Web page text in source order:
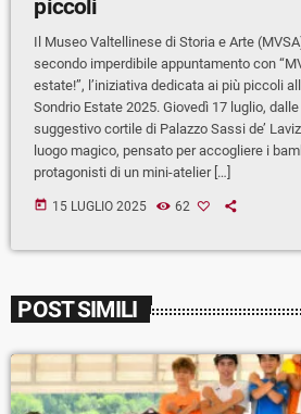
piccoli
Il Museo Valtellinese di Storia e Arte
secondo imperdibile appuntamento con
estate!”, l’iniziativa dedicata ai più piccoli
Sondrio Estate 2025. Giovedì 17 luglio, dalle
suggestivo cortile di Palazzo Sassi de’
luogo magico, pensato per accogliere i
protagonisti di un mini-atelier […]
today 15 LUGLIO 2025 62
POST SIMILI